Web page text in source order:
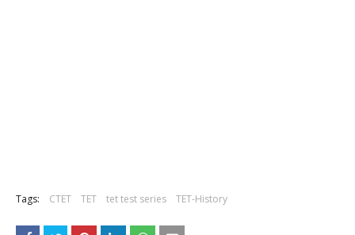
Tags: CTET TET tet test series TET-History